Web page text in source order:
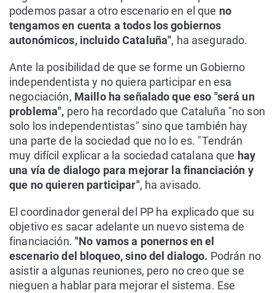
podemos pasar a otro escenario en el que no
tengamos en cuenta a todos los gobiernos
autonómicos, incluido Cataluña", ha asegurado.
Ante la posibilidad de que se forme un Gobierno
independentista y no quiera participar en esa
negociación, Maillo ha señalado que eso "será un
problema", pero ha recordado que Cataluña "no son
solo los independentistas" sino que también hay
una parte de la sociedad que no lo es. "Tendrán
muy difícil explicar a la sociedad catalana que hay
una vía de dialogo para mejorar la financiación y
que no quieren participar", ha avisado.
El coordinador general del PP ha explicado que su
objetivo es sacar adelante un nuevo sistema de
financiación. "No vamos a ponernos en el
escenario del bloqueo, sino del dialogo. Podrán no
asistir a algunas reuniones, pero no creo que se
nieguen a hablar para mejorar el sistema. Ese